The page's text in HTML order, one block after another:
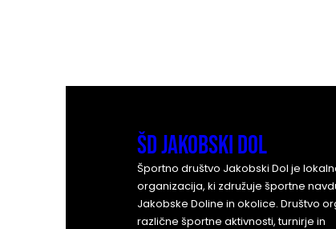
ŠD Jakobski Dol
Športno društvo Jakobski Dol je
organizacija, ki združuje športne
Jakobske Doline in okolice. Društvo
različne športne aktivnosti, turnirje in